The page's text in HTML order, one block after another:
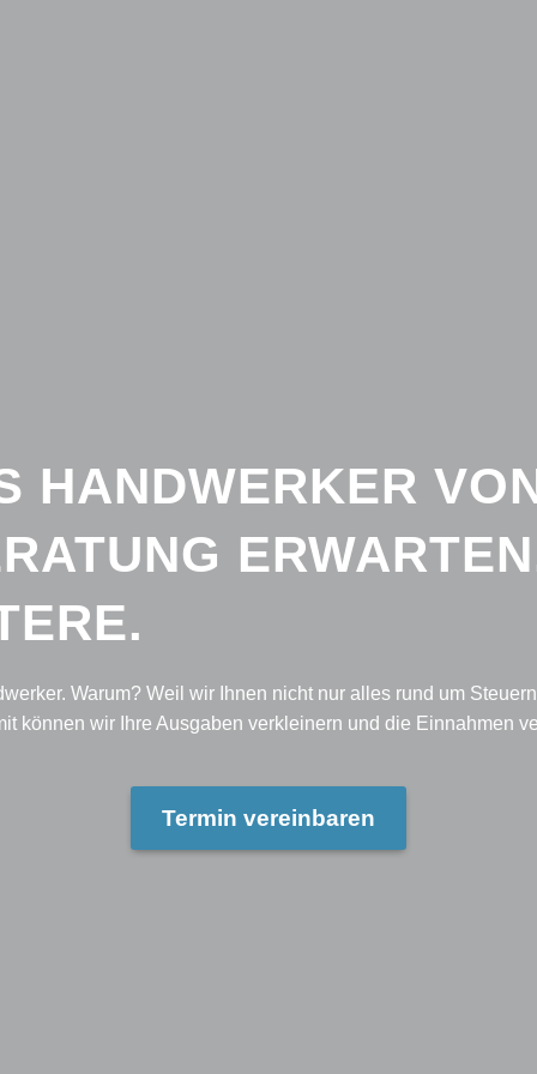
HANDWERKER
Warum? Weil wir Ihnen nicht nur alles rund um
können wir Ihre Ausgaben verkleinern und die Einnahmen
Termin vereinbaren